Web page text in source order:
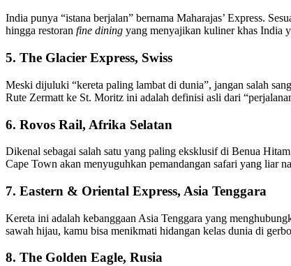
India punya “istana berjalan” bernama Maharajas’ Express.
hingga restoran fine dining yang menyajikan kuliner khas India
5. The Glacier Express, Swiss
Meski dijuluki “kereta paling lambat di dunia”, jangan salah
Rute Zermatt ke St. Moritz ini adalah definisi asli dari
6. Rovos Rail, Afrika Selatan
Dikenal sebagai salah satu yang paling eksklusif di Benua
Cape Town akan menyuguhkan pemandangan safari yang liar
7. Eastern & Oriental Express, Asia Tenggara
Kereta ini adalah kebanggaan Asia Tenggara yang
sawah hijau, kamu bisa menikmati hidangan kelas dunia di
8. The Golden Eagle, Rusia